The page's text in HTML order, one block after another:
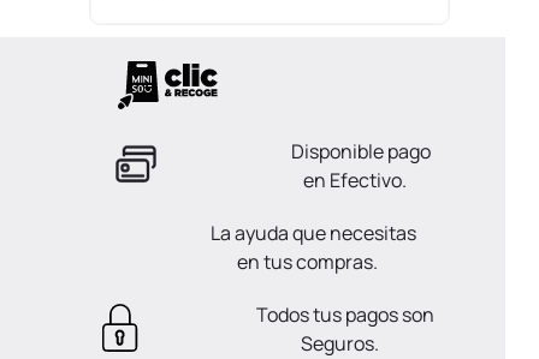
Disponible pago
en Efectivo.
La ayuda que necesitas
en tus compras.
Todos tus pagos son
Seguros.